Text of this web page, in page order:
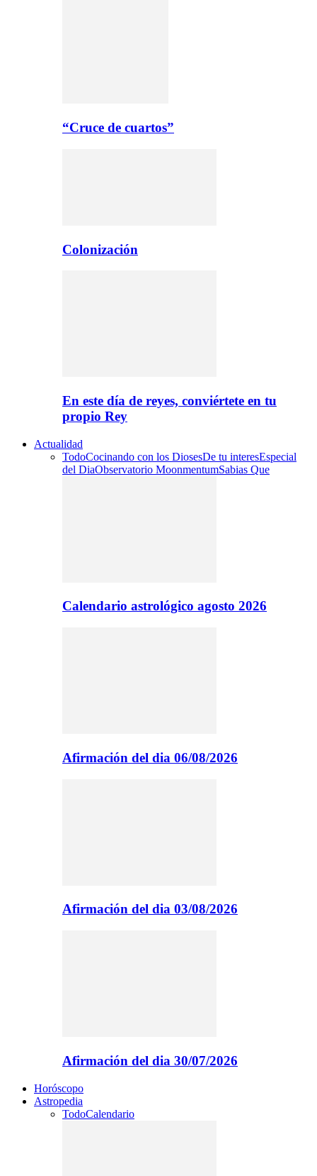
“Cruce de cuartos”
Colonización
En este día de reyes, conviértete en tu
propio Rey
Actualidad
TodoCocinando con los DiosesDe tu interesEspecial
del DiaObservatorio MoonmentumSabias Que
Calendario astrológico agosto 2026
Afirmación del dia 06/08/2026
Afirmación del dia 03/08/2026
Afirmación del dia 30/07/2026
Horóscopo
Astropedia
TodoCalendario